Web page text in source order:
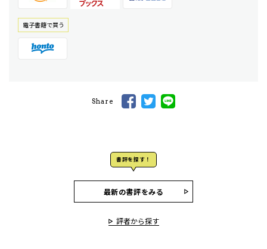
電⼦書籍で買う
Share
書評を探す！
最新の書評をみる
評者から探す